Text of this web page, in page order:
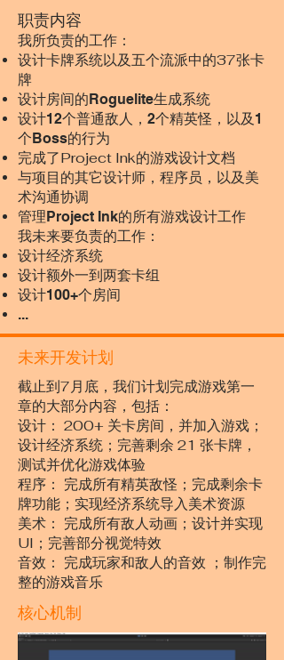
​职责内容
我所负责的工作：
设计卡牌系统以及五个流派中的37张卡
牌
设计房间的Roguelite生成系统
​设计12个普通敌人，2个精英怪，以及1
个Boss的行为
完成了Project Ink的游戏设计文档
与项目的其它设计师，程序员，以及美
术沟通协调
管理Project Ink的所有游戏设计工作
我未来要负责的工作：
设计经济系统
​设计额外一到两套卡组
​设计100+个房间
...​
未来开发计划
截止到7月底，我们计划完成游戏第一
章的大部分内容，包括：
设计： 200+ 关卡房间，并加入游戏；
设计经济系统；完善剩余 21 张卡牌，
测试并优化游戏体验
程序： 完成所有精英敌怪；完成剩余卡
牌功能；实现经济系统导入美术资源
美术： 完成所有敌人动画；设计并实现
UI；完善部分视觉特效
音效： 完成玩家和敌人的音效 ；制作完
整的游戏音乐
核心机制